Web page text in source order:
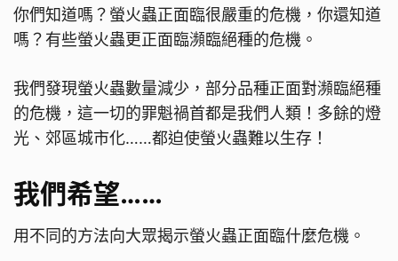
你們知道嗎？螢火蟲正面臨很嚴重的危機，你還知道
嗎？有些螢火蟲更正面臨瀕臨絕種的危機。
我們發現螢火蟲數量減少，部分品種正面對瀕臨絕種
的危機，這一切的罪魁禍首都是我們人類！多餘的燈
光、郊區城市化……都迫使螢火蟲難以生存！
我們希望……
用不同的方法向大眾揭示螢火蟲正面臨什麼危機。